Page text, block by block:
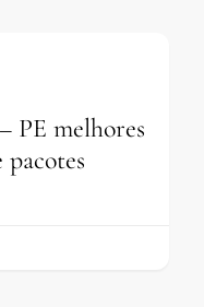
PE melhores